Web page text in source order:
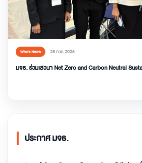
Who’s News 26 ก.พ. 2025
มจธ. ร่วมเสวนา Net Zero and Carbon Neutral
ประกาศ มจธ.